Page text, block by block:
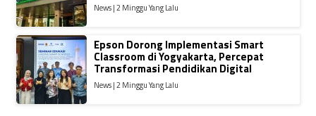
News | 2 Minggu Yang Lalu
Epson Dorong Implementasi Smart
Classroom di Yogyakarta, Percepat
Transformasi Pendidikan Digital
News | 2 Minggu Yang Lalu